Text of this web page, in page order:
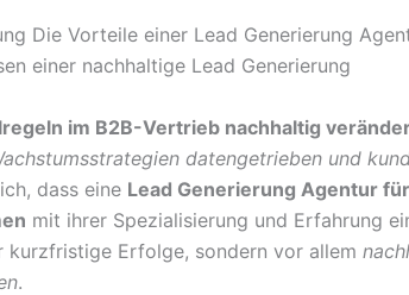
im B2B-Vertrieb nachhaltig
datengetrieben und
dass eine Lead Generierung Agentur
mit ihrer Spezialisierung und Erfahrung
kurzfristige Erfolge, sondern vor allem
.